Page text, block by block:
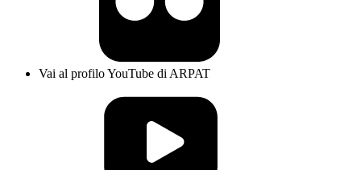
Vai al profilo YouTube di ARPAT